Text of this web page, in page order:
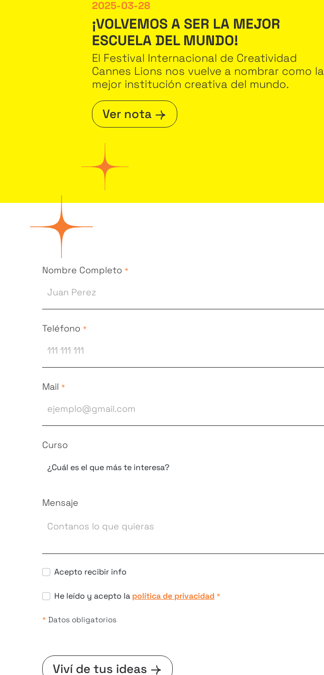
2025-03-28
¡VOLVEMOS A SER LA MEJOR
ESCUELA DEL MUNDO!
El Festival Internacional de Creatividad
Cannes Lions nos vuelve a nombrar como la
mejor institución creativa del mundo.
Ver nota
Nombre Completo*
Teléfono*
Mail*
Curso
Mensaje
Acepto recibir info
He leído y acepto la política de privacidad *
* Datos obligatorios
Viví de tus ideas